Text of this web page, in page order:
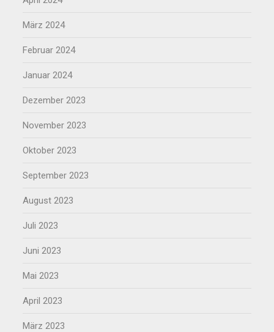
März 2024
Februar 2024
Januar 2024
Dezember 2023
November 2023
Oktober 2023
September 2023
August 2023
Juli 2023
Juni 2023
Mai 2023
April 2023
März 2023